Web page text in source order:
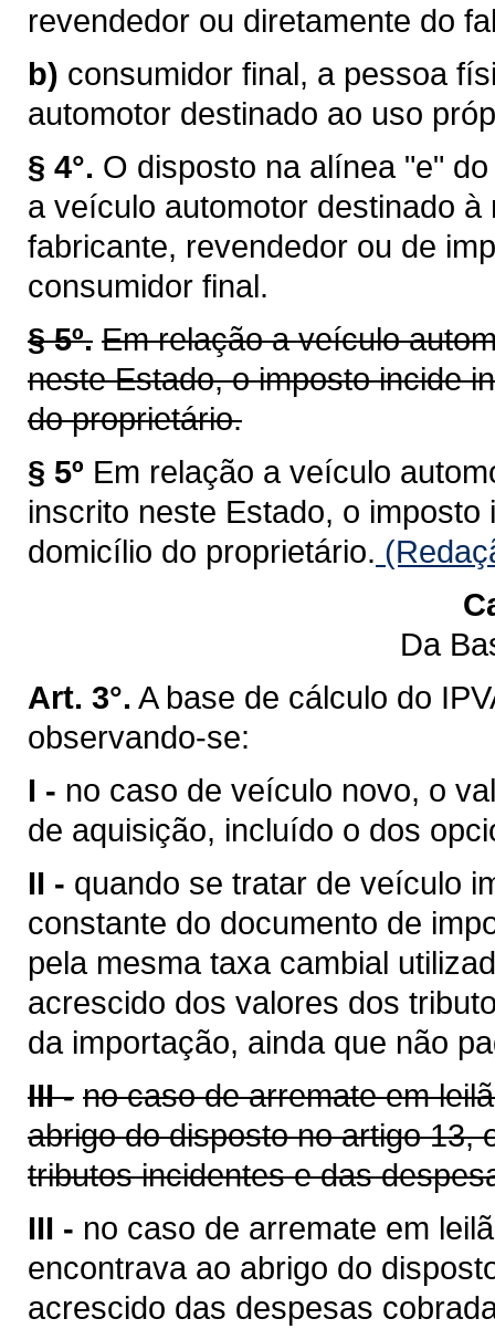
revendedor ou diretamente do
b) consumidor final, a pessoa
automotor destinado ao uso
§ 4°. O disposto na alínea "e"
a veículo automotor destinado
fabricante, revendedor ou de
consumidor final.
§ 5º. Em relação a veículo
neste Estado, o imposto incide
do proprietário.
§ 5º Em relação a veículo
inscrito neste Estado, o
domicílio do proprietário.
Da
Art. 3°. A base de cálculo do
observando-se:
I - no caso de veículo novo, o
de aquisição, incluído o dos
II - quando se tratar de veículo
constante do documento de
pela mesma taxa cambial
acrescido dos valores dos
da importação, ainda que não
III - no caso de arremate em
abrigo do disposto no artigo 13,
tributos incidentes e das
III - no caso de arremate em
encontrava ao abrigo do
acrescido das despesas